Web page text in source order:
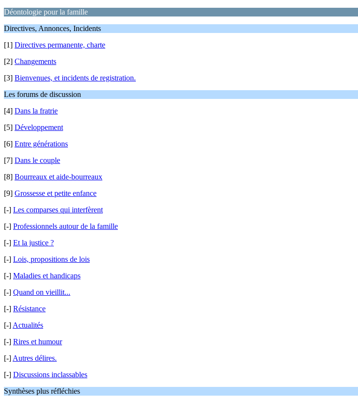
Déontologie pour la famille
Directives, Annonces, Incidents
[1] Directives permanente, charte
[2] Changements
[3] Bienvenues, et incidents de registration.
Les forums de discussion
[4] Dans la fratrie
[5] Développement
[6] Entre générations
[7] Dans le couple
[8] Bourreaux et aide-bourreaux
[9] Grossesse et petite enfance
[-] Les comparses qui interfèrent
[-] Professionnels autour de la famille
[-] Et la justice ?
[-] Lois, propositions de lois
[-] Maladies et handicaps
[-] Quand on vieillit...
[-] Résistance
[-] Actualités
[-] Rires et humour
[-] Autres délires.
[-] Discussions inclassables
Synthèses plus réfléchies